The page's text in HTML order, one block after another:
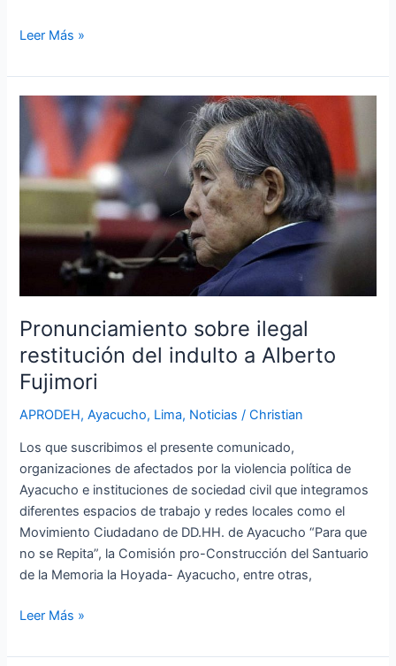
Leer Más »
Pronunciamiento sobre ilegal
restitución del indulto a Alberto
Fujimori
APRODEH,Ayacucho, Lima, Noticias /Christian
Los que suscribimos el presente comunicado,
organizaciones de afectados por la violencia política de
Ayacucho e instituciones de sociedad civil que integramos
diferentes espacios de trabajo y redes locales como el
Movimiento Ciudadano de DD.HH. de Ayacucho “Para que
no se Repita”, la Comisión pro-Construcción del Santuario
de la Memoria la Hoyada- Ayacucho, entre otras,
Pronunciamiento
ilegal
restitución
del
a
Fujimori
Leer Más »